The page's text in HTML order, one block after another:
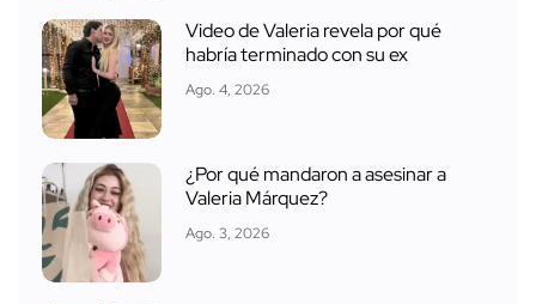
Video de Valeria revela por qué
habría terminado con su ex
Ago. 4, 2026
¿Por qué mandaron a asesinar a
Valeria Márquez?
Ago. 3, 2026